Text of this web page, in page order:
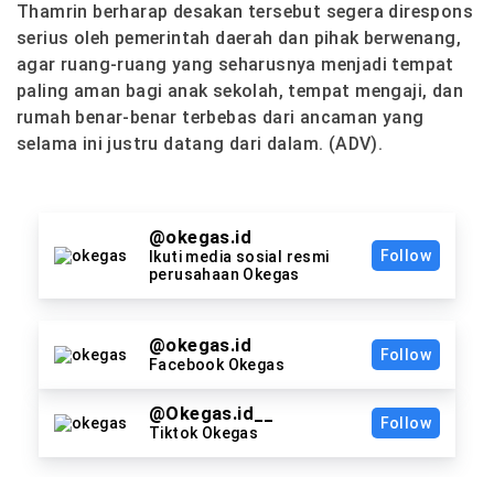
Thamrin berharap desakan tersebut segera direspons
serius oleh pemerintah daerah dan pihak berwenang,
agar ruang-ruang yang seharusnya menjadi tempat
paling aman bagi anak sekolah, tempat mengaji, dan
rumah benar-benar terbebas dari ancaman yang
selama ini justru datang dari dalam. (ADV).
@okegas.id
Ikuti media sosial resmi
perusahaan Okegas
Follow
@okegas.id
Facebook Okegas
Follow
@Okegas.id__
Tiktok Okegas
Follow